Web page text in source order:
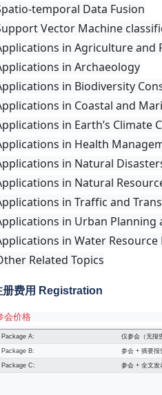
temporal Data Fusion
Vector Machine
in Agriculture and
in Archaeology
in Biodiversity
in Coastal and
in Earth’s Climate
in Health
in Natural
in Natural
in Traffic and
in Urban Planning
in Water
Related Topics
册费用 Registration
会价格
Package A: 仅参会（无报
Package B: 参会 + 摘要报
Package C: 参会 + 全文发